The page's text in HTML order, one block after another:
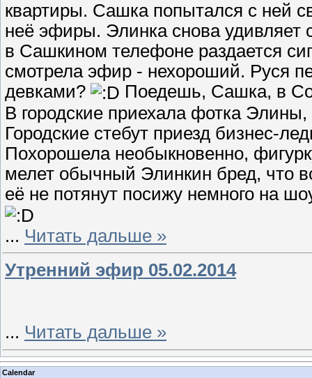
квартиры. Сашка попытался с ней
неё эфиры. Элинка снова удивляет
в Сашкином телефоне раздается
смотрела эфир - нехороший. Руся
девками?
Поедешь, Сашка, в
В городские приехала фотка
Городские стебут приезд бизнес-
Похорошела необыкновенно,
мелет обычный Элинкин бред, что
её не потянут посижу немного на
... Читать дальше »
Утренний эфир 05.02.2014
... Читать дальше »
Calendar